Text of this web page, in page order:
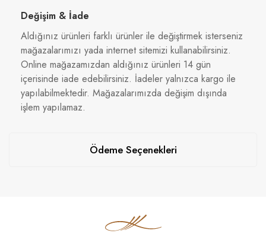
Değişim & İade
Aldığınız ürünleri farklı ürünler ile değiştirmek isterseniz
mağazalarımızı yada internet sitemizi kullanabilirsiniz.
Online mağazamızdan aldığınız ürünleri 14 gün
içerisinde iade edebilirsiniz. İadeler yalnızca kargo ile
yapılabilmektedir. Mağazalarımızda değişim dışında
işlem yapılamaz.
Ödeme Seçenekleri